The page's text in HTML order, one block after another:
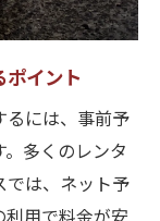
イント
るには、事前予
多くのレンタ
では、ネット予
用で料金が安